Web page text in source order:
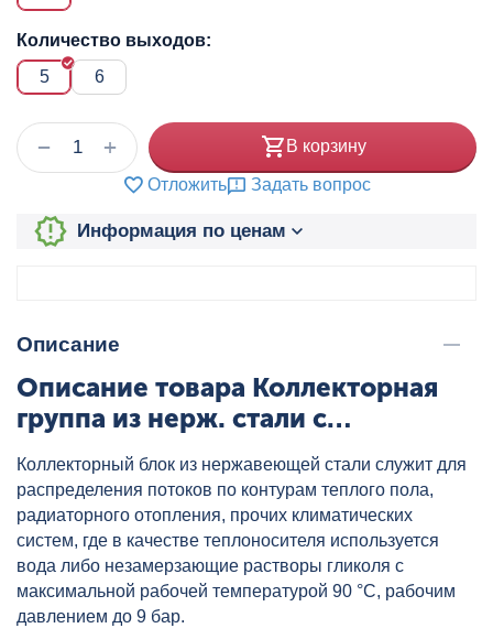
Количество выходов:
5
6
+
− В корзину
Отложить Задать вопрос
Информация по ценам
Описание
Описание товара Коллекторная
группа из нерж. стали с
термостатическими клапанами
1",5x3/4", "евроконус" VALTEC,
артикул: VTc.588.EMNX.0605
Коллекторный блок из нержавеющей стали служит для
распределения потоков по контурам теплого пола,
радиаторного отопления, прочих климатических
систем, где в качестве теплоносителя используется
вода либо незамерзающие растворы гликоля с
максимальной рабочей температурой 90 °С, рабочим
давлением до 9 бар.